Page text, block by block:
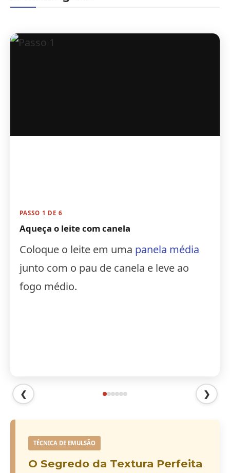
PASSO 1 DE 6
Aqueça o leite com canela
Coloque o leite em uma panela média
junto com o pau de canela e leve ao
fogo médio.
❮ ❯
TÉCNICA DE EMULSÃO
O Segredo da Textura Perfeita